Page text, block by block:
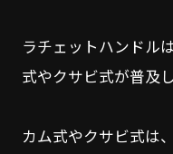
ラチェットハンドル
式やクサビ式が普及
カム式やクサビ式は